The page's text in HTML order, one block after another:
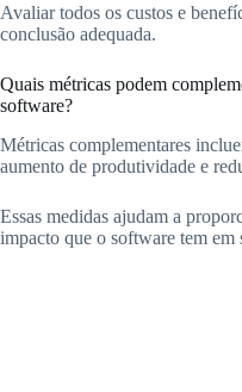
Avaliar todos os custos e
conclusão adequada.
Quais métricas podem
software?
Métricas complementares
aumento de produtividade e
Essas medidas ajudam a
impacto que o software tem em